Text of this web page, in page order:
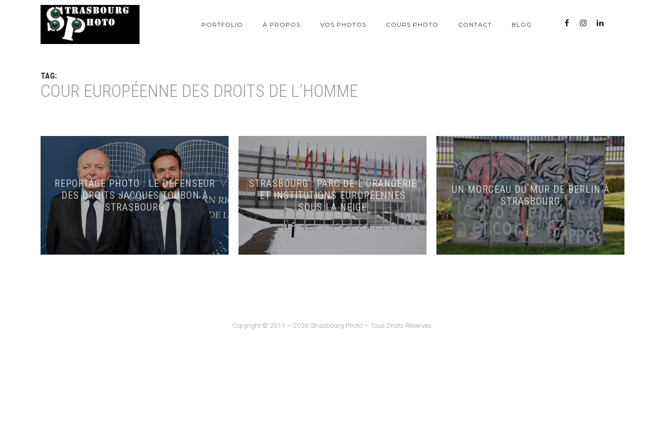
PORTFOLIO À PROPOS VOS PHOTOS COURS PHOTO CONTACT BLOG
TAG:
COUR EUROPÉENNE DES DROITS DE L’HOMME
REPORTAGE PHOTO : LE DÉFENSEUR
DES DROITS JACQUES TOUBON À
STRASBOURG
STRASBOURG : PARC DE L’ORANGERIE
ET INSTITUTIONS EUROPÉENNES
SOUS LA NEIGE
UN MORCEAU DU MUR DE BERLIN À
STRASBOURG
Copyright © 2011 – 2026 Strasbourg Photo – Tous Droits Réservés.